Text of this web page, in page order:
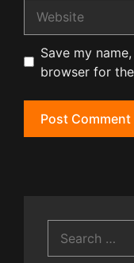
Save my
browser for
for: